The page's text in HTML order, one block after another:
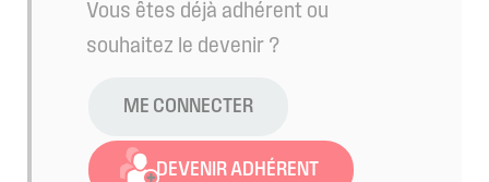
Vous êtes déjà adhérent ou
souhaitez le devenir ?
ME CONNECTER
DEVENIR ADHÉRENT